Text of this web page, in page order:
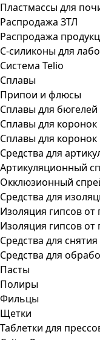
Пластмассы для
Распродажа ЗТЛ
Распродажа
С-силиконы для
Система Telio
Сплавы
Припои и флюсы
Сплавы для бюгелей
Сплавы для коронок
Сплавы для
Средства для
Артикуляционный
Окклюзионный
Средства для
Изоляция гипсов от
Изоляция гипсов от
Средства для
Средства для
Пасты
Полиры
Фильцы
Щетки
Таблетки для